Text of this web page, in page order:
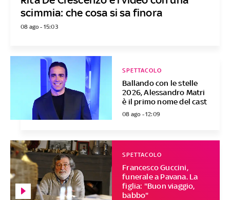
scimmia: che cosa si sa finora
08 ago - 15:03
Ballando con le stelle
2026, Alessandro Matri
è il primo nome del cast
SPETTACOLO
08 ago - 12:09
Francesco Guccini,
funerale a Pavana. La
figlia: "Buon viaggio,
babbo"
SPETTACOLO